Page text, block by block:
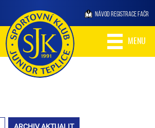
NÁVOD REGISTRACE FAČR
MENU